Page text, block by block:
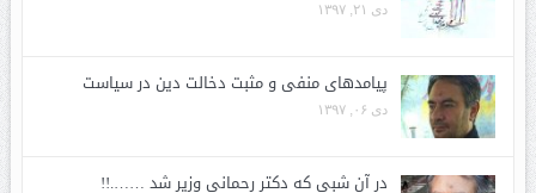
دی ۲۱, ۱۳۹۷
پیامدهای منفی و مثبت دخالت دین در سیاست
دی ۰۶, ۱۳۹۷
در آن شبی که دکتر رحمانی وزیر شد …….!!